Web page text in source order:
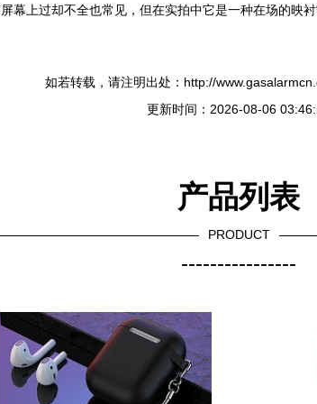
幕上过却不全也常见，但在实拍中它是一种在场的
如若转载，请注明出处：http://
更新时间：2026-08-06
产品列表
PRODUCT
----------------